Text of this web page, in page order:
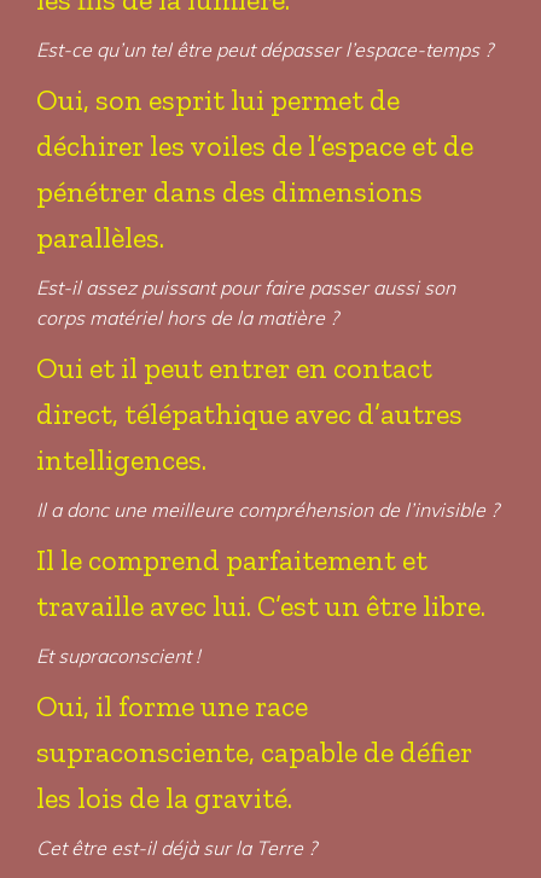
Est-ce qu’un tel être peut dépasser l’espace-temps ?
Oui, son esprit lui permet de
déchirer les voiles de l’espace et de
pénétrer dans des dimensions
parallèles.
Est-il assez puissant pour faire passer aussi son
corps matériel hors de la matière ?
Oui et il peut entrer en contact
direct, télépathique avec d’autres
intelligences.
Il a donc une meilleure compréhension de l’invisible ?
Il le comprend parfaitement et
travaille avec lui. C’est un être libre.
Et supraconscient !
Oui, il forme une race
supraconsciente, capable de défier
les lois de la gravité.
Cet être est-il déjà sur la Terre ?